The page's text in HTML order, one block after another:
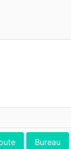
Bureau